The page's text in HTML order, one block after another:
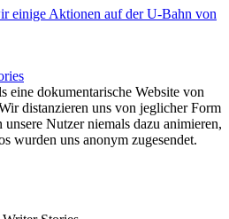
einige Aktionen auf der U-Bahn von
eine dokumentarische Website von
distanzieren uns von jeglicher Form
Nutzer niemals dazu animieren,
wurden uns anonym zugesendet.